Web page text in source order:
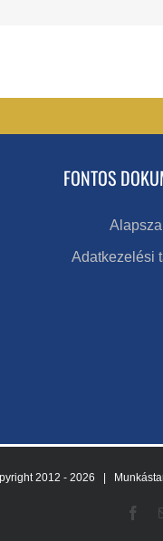
FONTOS
Adatkezelési
2012 - 2026 |